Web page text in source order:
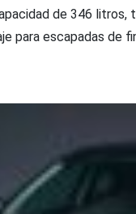
de 346
para escapadas de